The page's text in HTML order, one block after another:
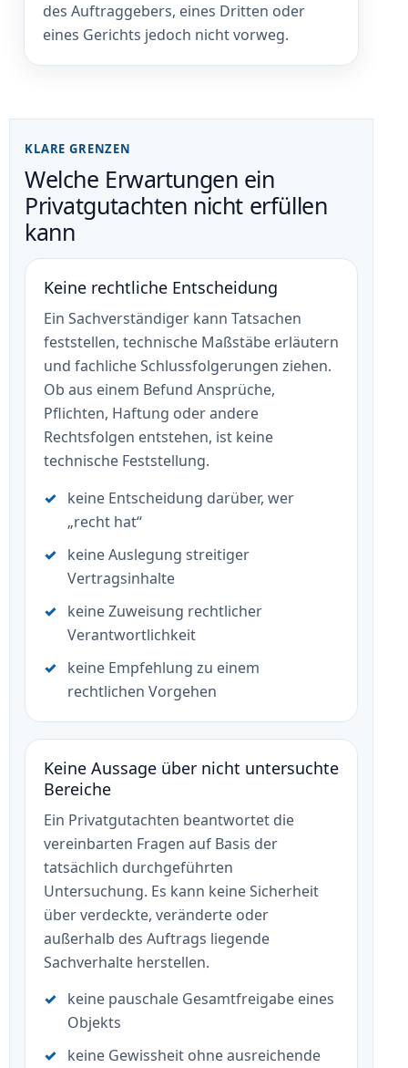
des Auftraggebers, eines Dritten oder
eines Gerichts jedoch nicht vorweg.
KLARE GRENZEN
Welche Erwartungen ein
Privatgutachten nicht erfüllen
kann
Keine rechtliche Entscheidung
Ein Sachverständiger kann Tatsachen
feststellen, technische Maßstäbe erläutern
und fachliche Schlussfolgerungen ziehen.
Ob aus einem Befund Ansprüche,
Pflichten, Haftung oder andere
Rechtsfolgen entstehen, ist keine
technische Feststellung.
keine Entscheidung darüber, wer
„recht hat“
keine Auslegung streitiger
Vertragsinhalte
keine Zuweisung rechtlicher
Verantwortlichkeit
keine Empfehlung zu einem
rechtlichen Vorgehen
Keine Aussage über nicht untersuchte
Bereiche
Ein Privatgutachten beantwortet die
vereinbarten Fragen auf Basis der
tatsächlich durchgeführten
Untersuchung. Es kann keine Sicherheit
über verdeckte, veränderte oder
außerhalb des Auftrags liegende
Sachverhalte herstellen.
keine pauschale Gesamtfreigabe eines
Objekts
keine Gewissheit ohne ausreichende